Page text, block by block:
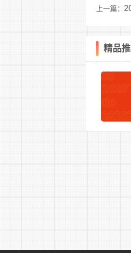
至最
在境
绍视
办人
或学
2.
上一篇：
精品